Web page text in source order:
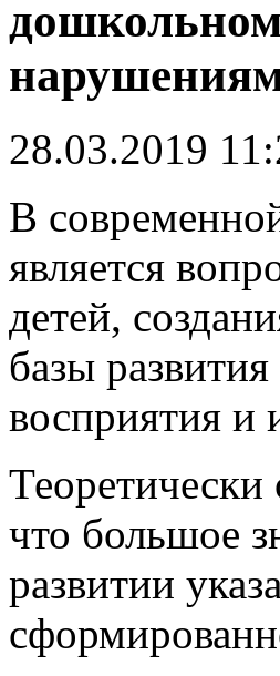
28.03.2019
В
является
детей,
базы
восприятия и
Теоретически
что большое
развитии